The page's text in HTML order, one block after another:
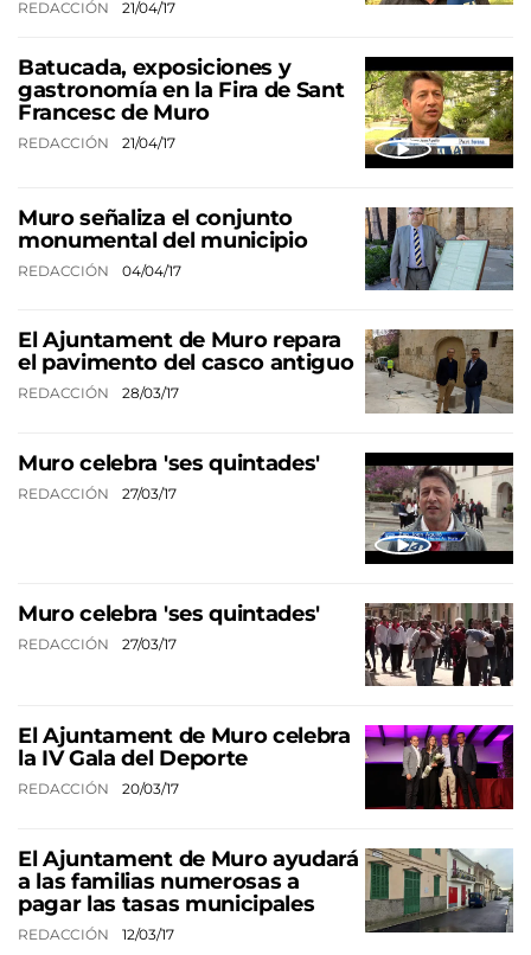
REDACCIÓN 21/04/17
Batucada, exposiciones y
gastronomía en la Fira de Sant
Francesc de Muro
REDACCIÓN 21/04/17
Muro señaliza el conjunto
monumental del municipio
REDACCIÓN 04/04/17
El Ajuntament de Muro repara
el pavimento del casco antiguo
REDACCIÓN 28/03/17
Muro celebra 'ses quintades'
REDACCIÓN 27/03/17
Muro celebra 'ses quintades'
REDACCIÓN 27/03/17
El Ajuntament de Muro celebra
la IV Gala del Deporte
REDACCIÓN 20/03/17
El Ajuntament de Muro ayudará
a las familias numerosas a
pagar las tasas municipales
REDACCIÓN 12/03/17